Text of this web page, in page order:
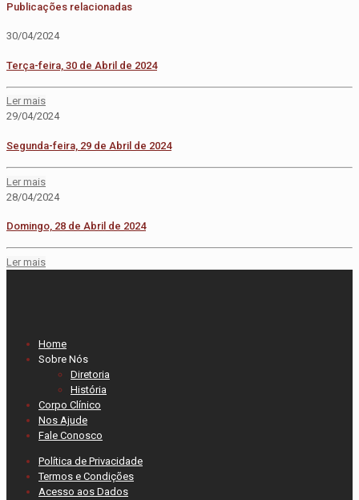
Publicações relacionadas
30/04/2024
Terça-feira, 30 de Abril de 2024
Ler mais
29/04/2024
Segunda-feira, 29 de Abril de 2024
Ler mais
28/04/2024
Domingo, 28 de Abril de 2024
Ler mais
Home
Sobre Nós
Diretoria
História
Corpo Clínico
Nos Ajude
Fale Conosco
Política de Privacidade
Termos e Condições
Acesso aos Dados